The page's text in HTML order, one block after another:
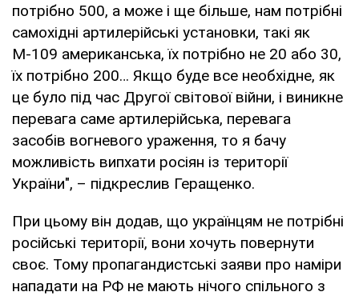
потрібно 500, а може і ще більше, нам потрібні
самохідні артилерійські установки, такі як
М-109 американська, їх потрібно не 20 або 30,
їх потрібно 200… Якщо буде все необхідне, як
це було під час Другої світової війни, і виникне
перевага саме артилерійська, перевага
засобів вогневого ураження, то я бачу
можливість випхати росіян із території
України", – підкреслив Геращенко.
При цьому він додав, що українцям не потрібні
російські території, вони хочуть повернути
своє. Тому пропагандистські заяви про наміри
нападати на РФ не мають нічого спільного з